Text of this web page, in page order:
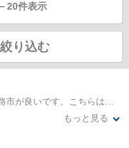
－20件表示
り込む
兵庫県内でマイホームを持ちたいなら、姫路市が良いです。こちらは、近年再開発が進んでおり、駅周辺には大型ショッピングセンターなどが建設されています。また、神戸市や大阪の都心部への交通の便も良く、通勤や通学に便利なエリアです。最近では、駅から少し離れたところでのニュータウンの開発も進んでおり、戸建て物件がたくさんあります。元々、戸建てが多い住宅街なので、新築・中古を問わず、マイホームを探すには最適な場所と言えます。
、敷地面積の広い家を建てることも夢ではありません。姫路市は、昔ながらの下町を除けば治安は良好で、最近は市外からの転入者が多いので、地域にも馴染みやすいです。
もっと見る